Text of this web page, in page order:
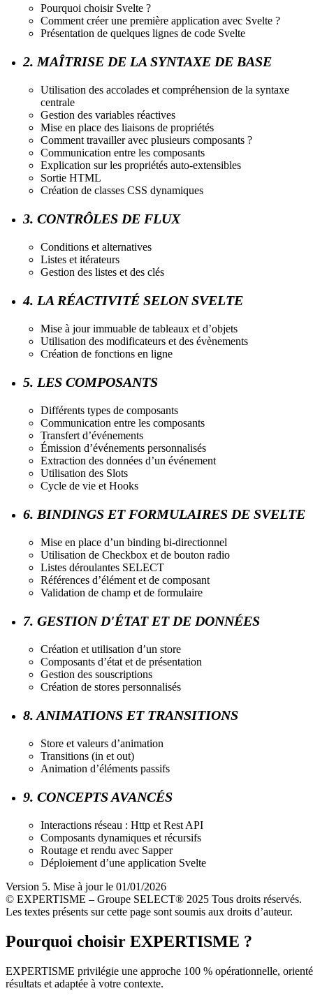
Pourquoi choisir Svelte ?
Comment créer une première application avec Svelte ?
Présentation de quelques lignes de code Svelte
2. MAÎTRISE DE LA SYNTAXE DE BASE
Utilisation des accolades et compréhension de la syntaxe
centrale
Gestion des variables réactives
Mise en place des liaisons de propriétés
Comment travailler avec plusieurs composants ?
Communication entre les composants
Explication sur les propriétés auto-extensibles
Sortie HTML
Création de classes CSS dynamiques
3. CONTRÔLES DE FLUX
Conditions et alternatives
Listes et itérateurs
Gestion des listes et des clés
4. LA RÉACTIVITÉ SELON SVELTE
Mise à jour immuable de tableaux et d’objets
Utilisation des modificateurs et des évènements
Création de fonctions en ligne
5. LES COMPOSANTS
Différents types de composants
Communication entre les composants
Transfert d’événements
Émission d’événements personnalisés
Extraction des données d’un événement
Utilisation des Slots
Cycle de vie et Hooks
6. BINDINGS ET FORMULAIRES DE SVELTE
Mise en place d’un binding bi-directionnel
Utilisation de Checkbox et de bouton radio
Listes déroulantes SELECT
Références d’élément et de composant
Validation de champ et de formulaire
7. GESTION D'ÉTAT ET DE DONNÉES
Création et utilisation d’un store
Composants d’état et de présentation
Gestion des souscriptions
Création de stores personnalisés
8. ANIMATIONS ET TRANSITIONS
Store et valeurs d’animation
Transitions (in et out)
Animation d’éléments passifs
9. CONCEPTS AVANCÉS
Interactions réseau : Http et Rest API
Composants dynamiques et récursifs
Routage et rendu avec Sapper
Déploiement d’une application Svelte
Version 5. Mise à jour le 01/01/2026
© EXPERTISME – Groupe SELECT® 2025 Tous droits réservés.
Les textes présents sur cette page sont soumis aux droits d’auteur.
Pourquoi choisir EXPERTISME ?
EXPERTISME privilégie une approche 100 % opérationnelle,
résultats et adaptée à votre contexte.